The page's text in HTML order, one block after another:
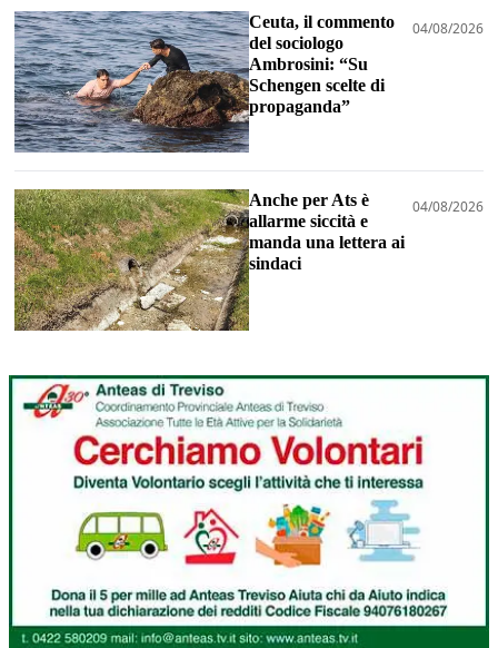
Ceuta, il commento
del sociologo
Ambrosini: “Su
Schengen scelte di
propaganda”
04/08/2026
Anche per Ats è
allarme siccità e
manda una lettera ai
sindaci
04/08/2026